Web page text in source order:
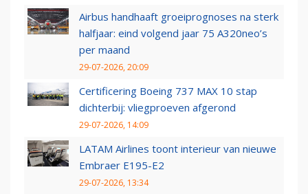
Airbus handhaaft groeiprognoses na sterk
halfjaar: eind volgend jaar 75 A320neo’s
per maand
29-07-2026, 20:09
Certificering Boeing 737 MAX 10 stap
dichterbij: vliegproeven afgerond
29-07-2026, 14:09
LATAM Airlines toont interieur van nieuwe
Embraer E195-E2
29-07-2026, 13:34